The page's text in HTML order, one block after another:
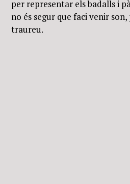
per representar els badalls i
no és segur que faci venir
traureu.